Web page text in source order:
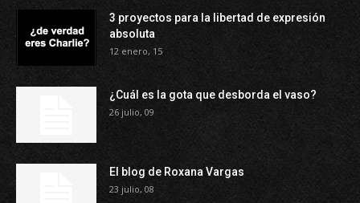
3 proyectos para la libertad de expresión
absoluta
12 enero, 15
¿Cuál es la gota que desborda el vaso?
26 julio, 09
El blog de Roxana Vargas
23 julio, 08